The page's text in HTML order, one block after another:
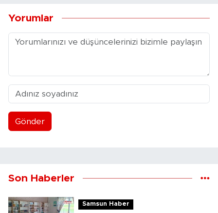
Yorumlar
Gönder
Son Haberler
Samsun Haber